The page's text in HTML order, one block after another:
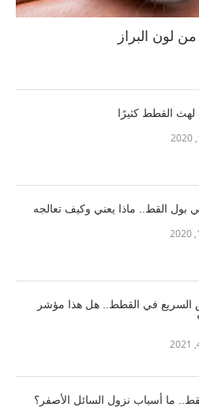
لون البراز
لهث القطط كثيرًا
بول القط.. ماذا يعني وكيف تعالجه
السريع في القطط.. هل هذا مؤشر
ما أسباب نزول السائل الأصفر؟